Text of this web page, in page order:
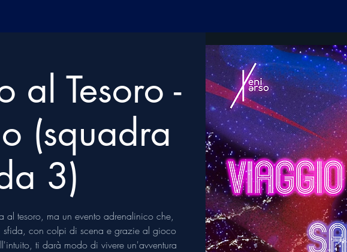
al Tesoro -
(squadra
3)
al tesoro, ma un evento adrenalinico che,
sfida, con colpi di scena e grazie al gioco
ti darà modo di vivere un'avventura